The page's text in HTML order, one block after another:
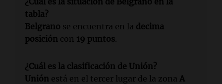
tabla?
Belgrano se encuentra en la decima
posición con 19 puntos.
¿Cuál es la clasificación de Unión?
Unión está en el tercer lugar de la zona A